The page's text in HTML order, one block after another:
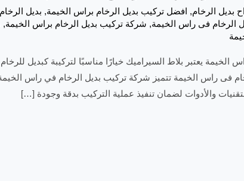
بديل الرخام, افضل تركيب بديل الرخام براس الخيمة, بديل
الرخام فى راس الخيمة, شركة تركيب بديل الرخام براس الخيمة,
يعتبر بلاط السيراميك خيارًا مناسبًا لتركيبة كبديل
فى راس الخيمة تتميز شركة تركيب بديل الرخام في راس
والأدوات لضمان تنفيذ عملية التركيب بدقة وجودة […]